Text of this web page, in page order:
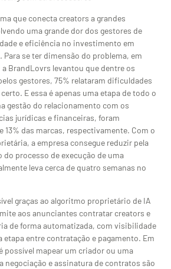
que conecta creators a grandes
uma grande dor dos gestores de
e eficiência no investimento em
se ter dimensão do problema, em
BrandLovrs levantou que dentre os
gestores, 75% relataram dificuldades
E essa é apenas uma etapa de todo o
gestão do relacionamento com os
jurídicas e financeiras, foram
13% das marcas, respectivamente. Com o
a empresa consegue reduzir pela
processo de execução de uma
leva cerca de quatro semanas no
graças ao algoritmo proprietário de IA
aos anunciantes contratar creators e
de forma automatizada, com visibilidade
etapa entre contratação e pagamento. Em
possível mapear um criador ou uma
negociação e assinatura de contratos são